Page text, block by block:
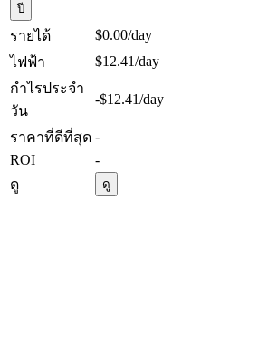
ปี
รายได้ $0.00/day
ไฟฟ้า
$12.41/day
กำไรประจำ
วัน
-$12.41/day
ราคาที่ดีที่สุด -
ROI
-
ดู
ดู